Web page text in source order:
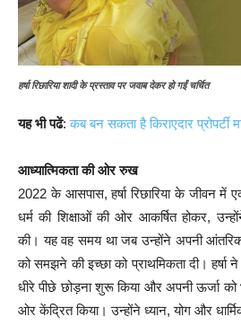
हर्षा रिछारिया शादी के प्रस्ताव पर जवाब देकर हो गईं चर्चित
यह भी पढें:कब बन सकता है किराएदार प्रोपर्टी
आध्यात्मिकता की ओर रुख
2022 के आसपास, हर्षा रिछारिया के जीवन में
धर्म की शिक्षाओं की ओर आकर्षित होकर,
की। यह वह समय था जब उन्होंने अपनी
को समझने की इच्छा को प्राथमिकता दी।
धीरे पीछे छोड़ना शुरू किया और अपनी ऊर्जा
ओर केंद्रित किया। उन्होंने ध्यान, योग और